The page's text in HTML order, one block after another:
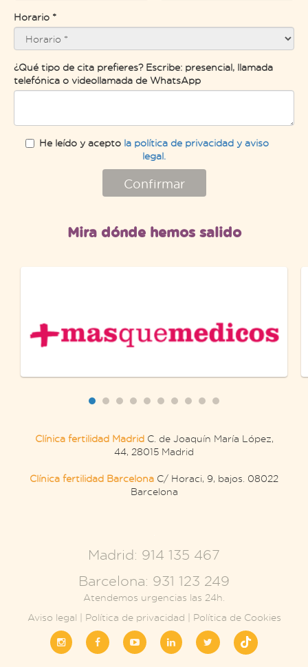
Horario *
¿Qué tipo de cita prefieres? Escribe: presencial, llamada
telefónica o videollamada de WhatsApp
He leído y acepto la política de privacidad y aviso
legal.
Confirmar
Mira dónde hemos salido
Clínica fertilidad MadridC. de Joaquín María López,
44, 28015 Madrid
Clínica fertilidad Barcelona C/ Horaci, 9, bajos. 08022
Barcelona
Madrid: 914 135 467
Barcelona: 931 123 249
Atendemos urgencias las 24h.
Aviso legal
Política de privacidad Política de Cookies